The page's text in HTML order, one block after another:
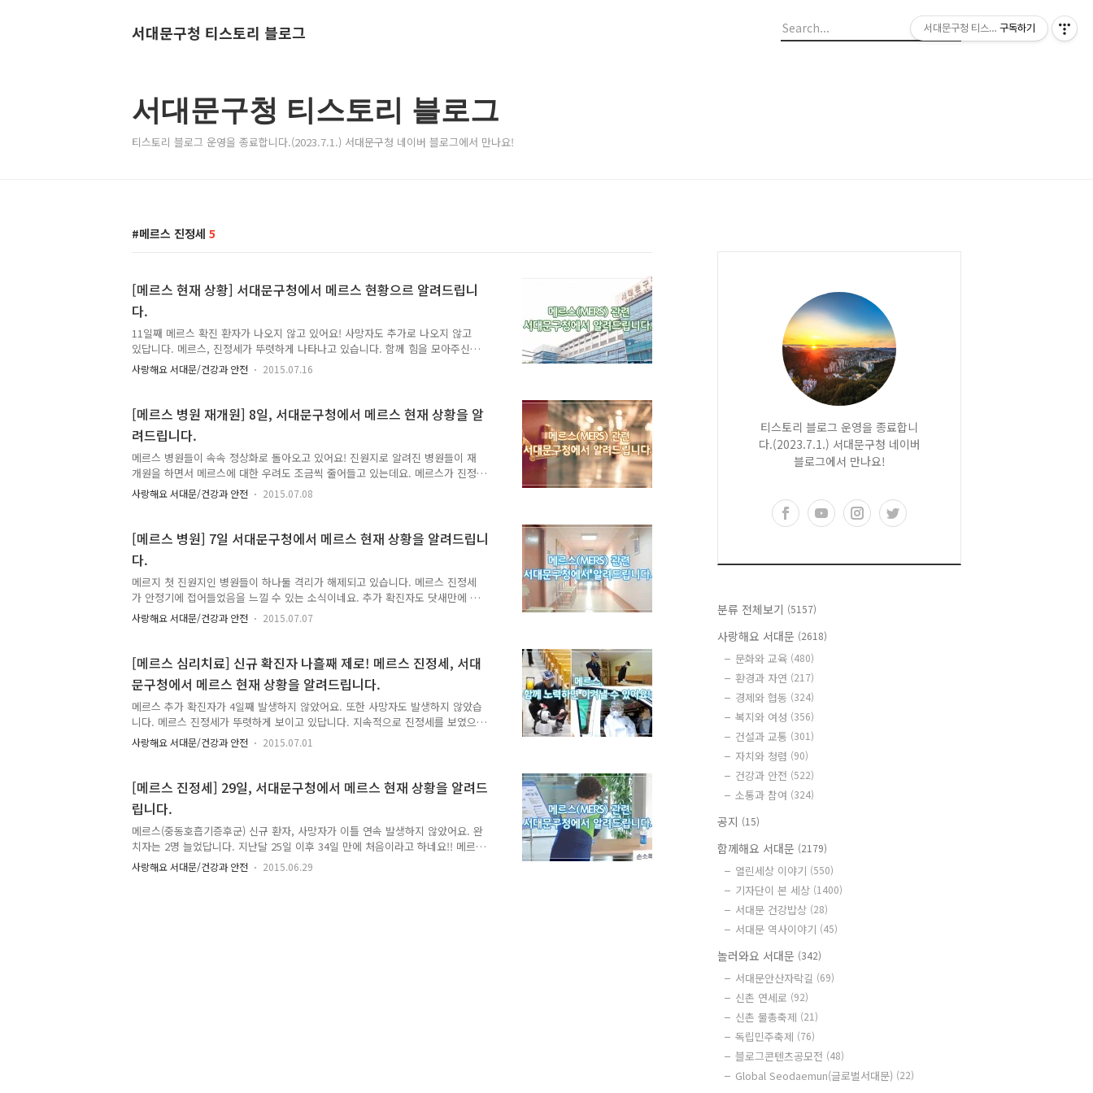
서대문구청 티스토리 블로그
서대문구청 티스토리 블로그
티스토리 블로그 운영을 종료합니다.(2023.7.1.) 서대문구청 네이버 블로그에서 만나요!
메르스 진정세 5
[메르스 현재 상황] 서대문구청에서 메르스 현황으르 알려드립니
다.
11일째 메르스 확진 환자가 나오지 않고 있어요! 사망자도 추가로 나오지 않고
있답니다. 메르스, 진정세가 뚜렷하게 나타나고 있습니다. 함께 힘을 모아주신
결과가 아닐까요!! 메르스의 여파로 사회 곳곳에서 어려움을 겪고 있습니다. 다
시 한번 힘을 내서 침체된 경제가 살아날 수 있었으면 합니다. 끝까지 함께 해주
제수 : 16,432명 ▶ 확진 환자수 : 186명 ▶ 사망자수 : 36명 우리구 현황 ▶ 밀접
접촉자 : 2명 ▶ 단춘 접촉자 : 1명 ※ 자가격리자 2명 : 격리상태 및 건강상채 이
상없음 ※ 능동감시자 1명 : 전화 모니터링 결과 이상없음 ※ 현 관리자수 : 전일
대비 5명 -> 3명으로 감소
사랑해요 서대문/건강과 안전 2015.07.16
[메르스 병원 재개원] 8일, 서대문구청에서 메르스 현재 상황을 알
려드립니다.
메르스 병원들이 속속 정상화로 돌아오고 있어요! 진원지로 알려진 병원들이 재
개원을 하면서 메르스에 대한 우려도 조금씩 줄어들고 있는데요. 메르스가 진정
세를 찾아가고 있답니다. 종식되기 전까지는 항상 조심해주세요!! 개인위생에 신
경써주시고요. 서대문구도 메르스 상황이 매일 좋아지고 있답니다. 특히 밀접 접
주세요!! 전국 발생현황 ▶ 치료중 환자수 : 35명 ▶ 퇴원 환자수 : 118명 ▶ 격리
해제수 : 15,669 ▶ 확진 환자수 : 186명 ▶ 사망자수 : 33명 우리구 현황 ▶ 단순
접촉자수 : 6명 ※ 단순 접촉자(6명) : 전화 모니터링 결과 이상없음 ※ 현관리자
수 : 전일 대비 8명 -> 6명으로 감소 여러분의 노력으..
사랑해요 서대문/건강과 안전 2015.07.08
[메르스 병원] 7일 서대문구청에서 메르스 현재 상황을 알려드립니
다.
메르지 첫 진원지인 병원들이 하나둘 격리가 해제되고 있습니다. 메르스 진정세
가 안정기에 접어들었음을 느낄 수 있는 소식이네요. 추가 확진자도 닷새만에 발
생하지 않았고, 사망자도 없었습니다. 메르스가 완전히 종식될 때까지 항상 개인
위생에 신경써주세요!! 모두 함께 끝까지 힘내주세요! 전국 발생현황 ▶ 치료중
: 186명 ▶ 사망자수 : 33명 우리구 현황 ▶ 밀접 접촉자수 : 2명 ▶ 단순 접촉자수
: 6명 ※ 자가외출제한조치(2명) : 격리상태 및 건강상태 이상없음 - 감시결과 외
출제한 및 건강상태 이상 없음 ※ 단순 접촉자(6명) : 전화 모니터링 결과 이상없
음 ※ 현 관리자수 : 전일 대비 10명 -> 8..
사랑해요 서대문/건강과 안전 2015.07.07
[메르스 심리치료] 신규 확진자 나흘째 제로! 메르스 진정세, 서대
문구청에서 메르스 현재 상황을 알려드립니다.
메르스 추가 확진자가 4일째 발생하지 않았어요. 또한 사망자도 발생하지 않았습
니다. 메르스 진정세가 뚜렷하게 보이고 있답니다. 지속적으로 진정세를 보였으
면 하네요. 또한 메르스를 이미 경험했던 사람들의 심리 치료는 더욱 필요한 상
황입니다. 마음의 병도 빨리 치유되었으면 합니다. 전국 발생현황 ▶ 치료중 환
182명 ▶ 사망자수 : 33명 우리구 현황 ▶ 확진 환자수 : 0명 ▶ 밀접 접촉자수 : 5
명 ▶ 단순 접촉자수 : 18명 ※ 자가 외출제한조치(5명) : 1인 2담당자(보건소, 동
주민센터)지정 감시 - 감시결과 외출제한 및 건강상태 이상 없음 ※ 단순 접촉자
(18명) : 일일 2회 전화모니터링 결과 특이증..
사랑해요 서대문/건강과 안전 2015.07.01
[메르스 진정세] 29일, 서대문구청에서 메르스 현재 상황을 알려드
립니다.
메르스(중동호흡기증후군) 신규 환자, 사망자가 이틀 연속 발생하지 않았어요. 완
치자는 2명 늘었답니다. 지난달 25일 이후 34일 만에 처음이라고 하네요!! 메르
스가 빨리 진정세에 돌입하여 종식되었으면 합니다!! 모두 함께 힘을 모은 결과
라고 생각해요~ 조금만 더 함께 노력해주세요!! :) 전국 발생현황 ▶ 치료중 환자
사랑해요 서대문/건강과 안전 2015.06.29
티스토리 블로그 운영을 종료합니
다.(2023.7.1.) 서대문구청 네이버
블로그에서 만나요!
분류 전체보기 (5157)
사랑해요 서대문 (2618)
문화와 교육 (480)
환경과 자연 (217)
경제와 협동 (324)
복지와 여성 (356)
건설과 교통 (301)
자치와 청렴 (90)
건강과 안전 (522)
소통과 참여 (324)
공지 (15)
함께해요 서대문 (2179)
열린세상 이야기 (550)
기자단이 본 세상 (1400)
서대문 건강밥상 (28)
서대문 역사이야기 (45)
놀러와요 서대문 (342)
서대문안산자락길 (69)
신촌 연세로 (92)
신촌 물총축제 (21)
독립민주축제 (76)
블로그콘텐츠공모전 (48)
Global Seodaemun(글로벌서대문) (22)
서대문구청 티스토리 블로그
구독하기